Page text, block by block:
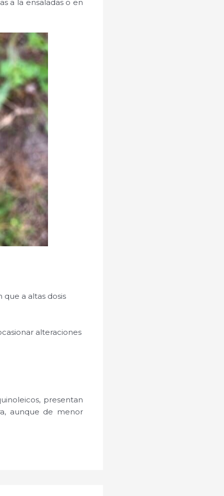
a la ensaladas o en
a altas dosis
alteraciones
presentan
aunque de menor